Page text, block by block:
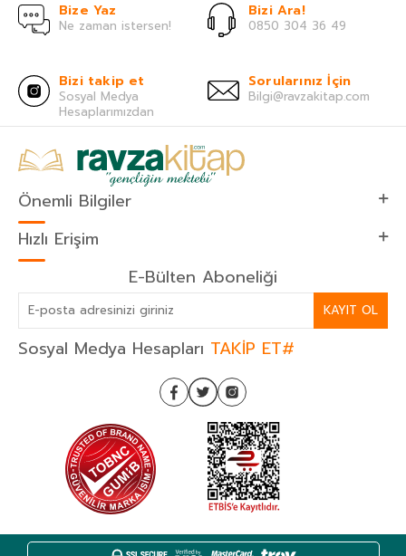
Bize Yaz
Ne zaman istersen!
Bizi Ara!
0850 304 36 49
Bizi takip et
Sosyal Medya
Hesaplarımızdan
Sorularınız İçin
Bilgi@ravzakitap.com
Önemli Bilgiler
Hızlı Erişim
E-Bülten Aboneliği
KAYIT OL
Sosyal Medya Hesapları TAKİP ET#